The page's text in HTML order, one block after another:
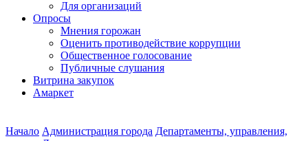
Для организаций
Опросы
Мнения горожан
Оценить противодействие коррупции
Общественное голосование
Публичные слушания
Витрина закупок
Амаркет
Начало Администрация города Департаменты, управления,